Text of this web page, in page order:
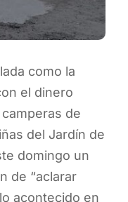
como la
el dinero
de
del Jardín de
domingo un
de “aclarar
acontecido en